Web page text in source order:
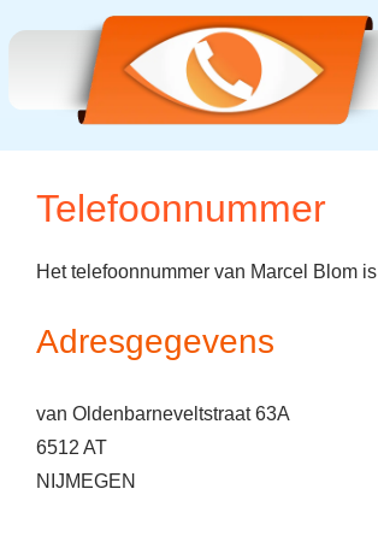
Telefoonnummer
Het telefoonnummer van Marcel Blom is
Adresgegevens
van Oldenbarneveltstraat 63A
6512 AT
NIJMEGEN